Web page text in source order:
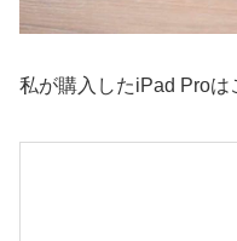
私が購入したiPad Proは